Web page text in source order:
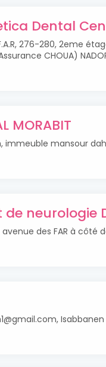
Dental
276-280, 2eme
CHOUA)
MORABIT
immeuble mansour
de neurologie
des FAR à côté
Isabbanen